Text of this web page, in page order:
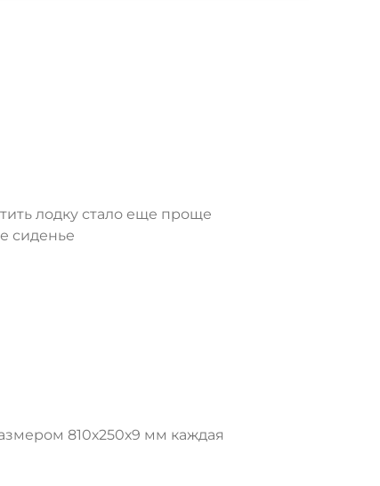
лодку стало еще проще
сиденье
810х250х9 мм каждая